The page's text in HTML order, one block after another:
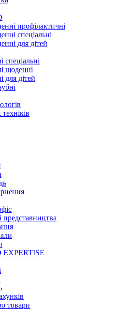
профілактичні
спеціальні
для дітей
спеціальні
щоденні
для дітей
представництва
EXPERTISE
товари